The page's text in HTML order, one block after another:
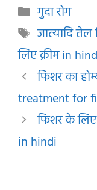
Categories
गुदा रोग
Tags
जात्यादि
लिए क्रीम in
फिशर का
treatment for
फिशर के
in hindi